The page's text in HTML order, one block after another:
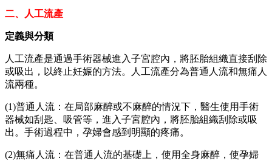
二、人工流產
定義與分類
人工流產是通過手術器械進入子宮腔內，將胚胎組織直接刮除
或吸出，以終止妊娠的方法。人工流產分為普通人流和無痛人
流兩種。
(1)普通人流：在局部麻醉或不麻醉的情況下，醫生使用手術
器械如刮匙、吸管等，進入子宮腔內，將胚胎組織刮除或吸
出。手術過程中，孕婦會感到明顯的疼痛。
(2)無痛人流：在普通人流的基礎上，使用全身麻醉，使孕婦